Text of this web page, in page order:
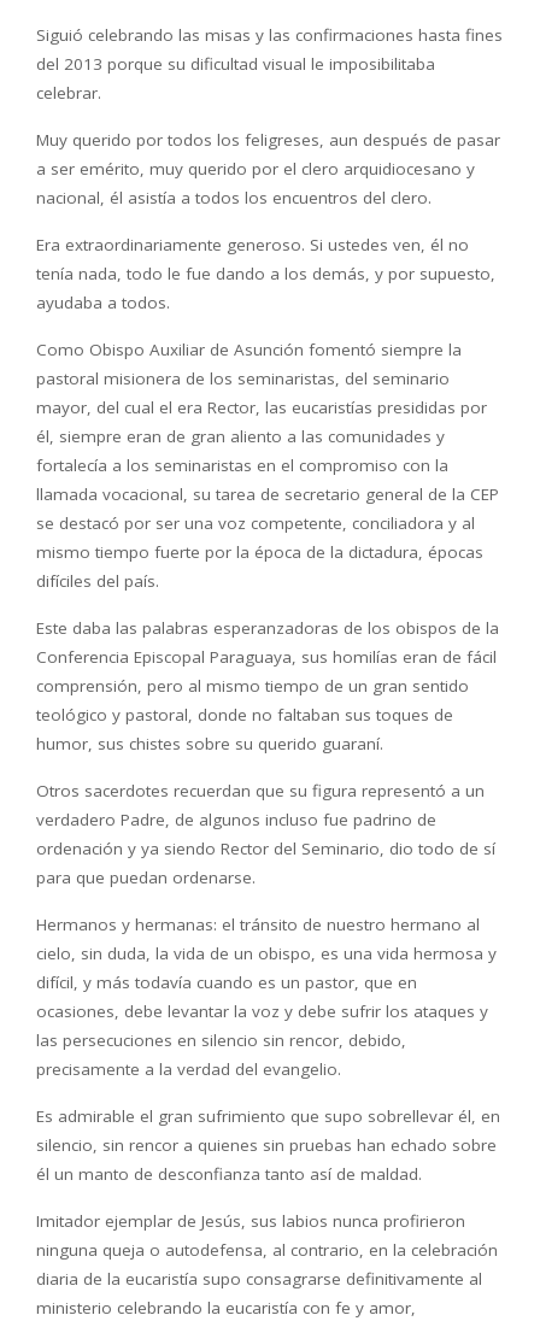
Siguió celebrando las misas y las confirmaciones hasta fines
del 2013 porque su dificultad visual le imposibilitaba
celebrar.
Muy querido por todos los feligreses, aun después de pasar
a ser emérito, muy querido por el clero arquidiocesano y
nacional, él asistía a todos los encuentros del clero.
Era extraordinariamente generoso. Si ustedes ven, él no
tenía nada, todo le fue dando a los demás, y por supuesto,
ayudaba a todos.
Como Obispo Auxiliar de Asunción fomentó siempre la
pastoral misionera de los seminaristas, del seminario
mayor, del cual el era Rector, las eucaristías presididas por
él, siempre eran de gran aliento a las comunidades y
fortalecía a los seminaristas en el compromiso con la
llamada vocacional, su tarea de secretario general de la CEP
se destacó por ser una voz competente, conciliadora y al
mismo tiempo fuerte por la época de la dictadura, épocas
difíciles del país.
Este daba las palabras esperanzadoras de los obispos de la
Conferencia Episcopal Paraguaya, sus homilías eran de fácil
comprensión, pero al mismo tiempo de un gran sentido
teológico y pastoral, donde no faltaban sus toques de
humor, sus chistes sobre su querido guaraní.
Otros sacerdotes recuerdan que su figura representó a un
verdadero Padre, de algunos incluso fue padrino de
ordenación y ya siendo Rector del Seminario, dio todo de sí
para que puedan ordenarse.
Hermanos y hermanas: el tránsito de nuestro hermano al
cielo, sin duda, la vida de un obispo, es una vida hermosa y
difícil, y más todavía cuando es un pastor, que en
ocasiones, debe levantar la voz y debe sufrir los ataques y
las persecuciones en silencio sin rencor, debido,
precisamente a la verdad del evangelio.
Es admirable el gran sufrimiento que supo sobrellevar él, en
silencio, sin rencor a quienes sin pruebas han echado sobre
él un manto de desconfianza tanto así de maldad.
Imitador ejemplar de Jesús, sus labios nunca profirieron
ninguna queja o autodefensa, al contrario, en la celebración
diaria de la eucaristía supo consagrarse definitivamente al
ministerio celebrando la eucaristía con fe y amor,